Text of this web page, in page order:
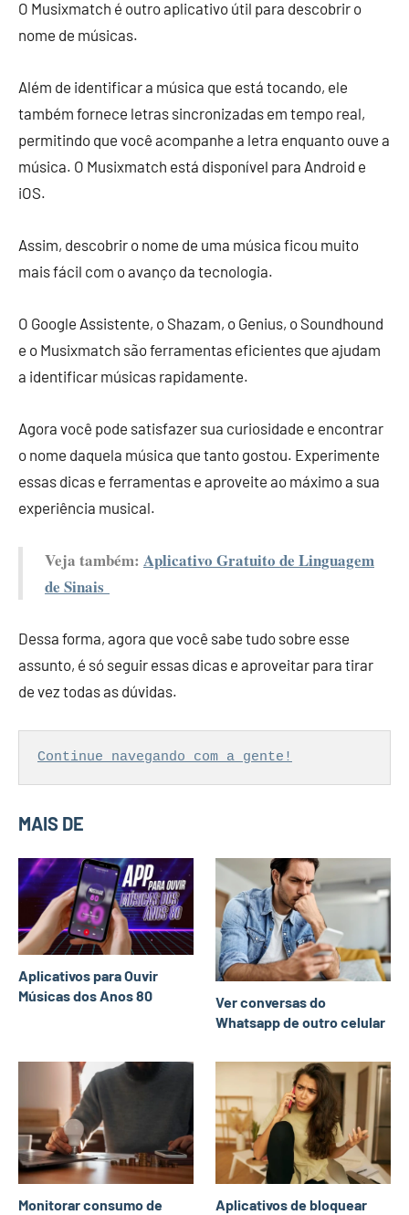
O Musixmatch é outro aplicativo útil para descobrir o
nome de músicas.
Além de identificar a música que está tocando, ele
também fornece letras sincronizadas em tempo real,
permitindo que você acompanhe a letra enquanto ouve a
música. O Musixmatch está disponível para Android e
iOS.
Assim, descobrir o nome de uma música ficou muito
mais fácil com o avanço da tecnologia.
O Google Assistente, o Shazam, o Genius, o Soundhound
e o Musixmatch são ferramentas eficientes que ajudam
a identificar músicas rapidamente.
Agora você pode satisfazer sua curiosidade e encontrar
o nome daquela música que tanto gostou. Experimente
essas dicas e ferramentas e aproveite ao máximo a sua
experiência musical.
Veja também: Aplicativo Gratuito de Linguagem
de Sinais
Dessa forma, agora que você sabe tudo sobre esse
assunto, é só seguir essas dicas e aproveitar para tirar
de vez todas as dúvidas.
Continue navegando com a gente!
MAIS DE
Aplicativos para Ouvir
Músicas dos Anos 80
Ver conversas do
Whatsapp de outro celular
Monitorar consumo de
Aplicativos de bloquear